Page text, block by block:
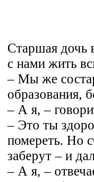
Старшая дочь
с нами жить
– Мы же
образования,
– А я, –
– Это ты
помереть. Но
заберут – и
– А я, –